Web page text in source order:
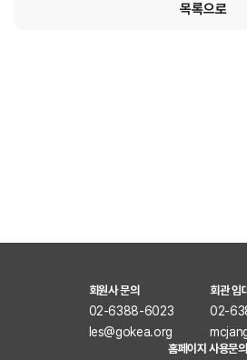
목록으로
회원사 문의
02-6388-6023
les@gokea.org
회관 임
02-
홈페이지 사용문의